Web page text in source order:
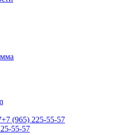
+7 (965) 225-55-57
55-57